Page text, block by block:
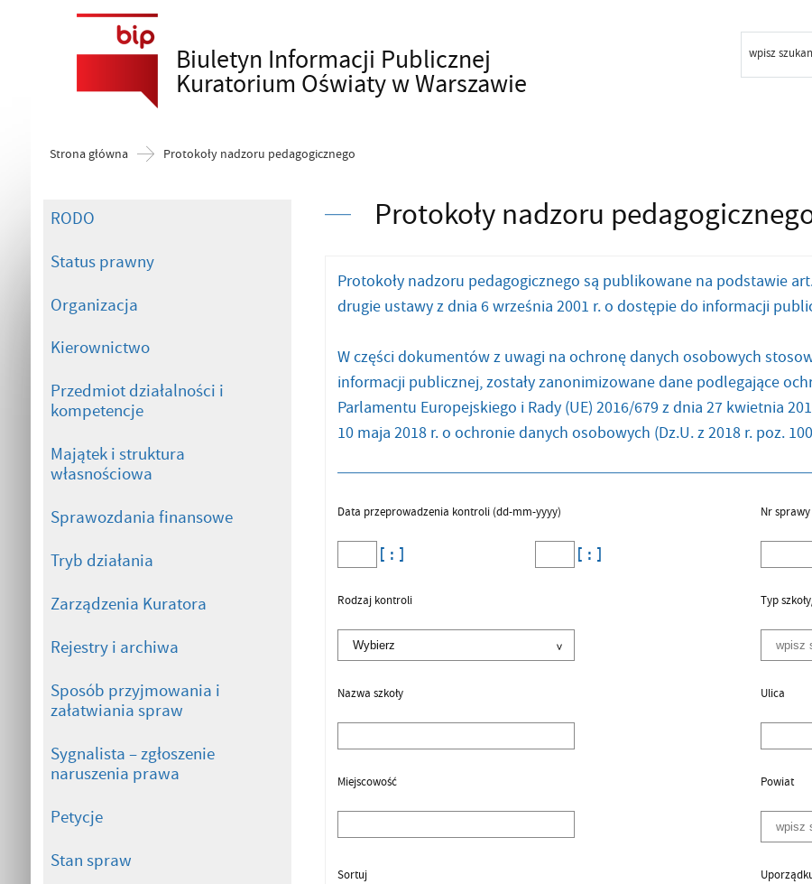
Biuletyn Informacji Publicznej
Kuratorium Oświaty w Warszawie
wpisz
Szukaj
Strona główna Protokoły nadzoru pedagogicznego
RODO
Status prawny
Organizacja
Kierownictwo
Przedmiot działalności i
kompetencje
Majątek i struktura
własnościowa
Sprawozdania finansowe
Tryb działania
Zarządzenia Kuratora
Rejestry i archiwa
Sposób przyjmowania i
załatwiania spraw
Sygnalista – zgłoszenie
naruszenia prawa
Petycje
Stan spraw
Protokoły nadzoru
Protokoły nadzoru pedagogicznego są publikowane na podstawie
drugie ustawy z dnia 6 września 2001 r. o dostępie do informacji
W części dokumentów z uwagi na ochronę danych osobowych
informacji publicznej, zostały zanonimizowane dane podlegające
Parlamentu Europejskiego i Rady (UE) 2016/679 z dnia 27 kwietnia
10 maja 2018 r. o ochronie danych osobowych (Dz.U. z 2018 r. poz.
Data przeprowadzenia kontroli (dd-mm-yyyy) Nr sprawy
Rodzaj kontroli Typ
Nazwa szkoły Ulica
Miejscowość Powiat
Sortuj